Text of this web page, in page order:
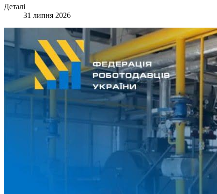
Деталі
31 липня 2026